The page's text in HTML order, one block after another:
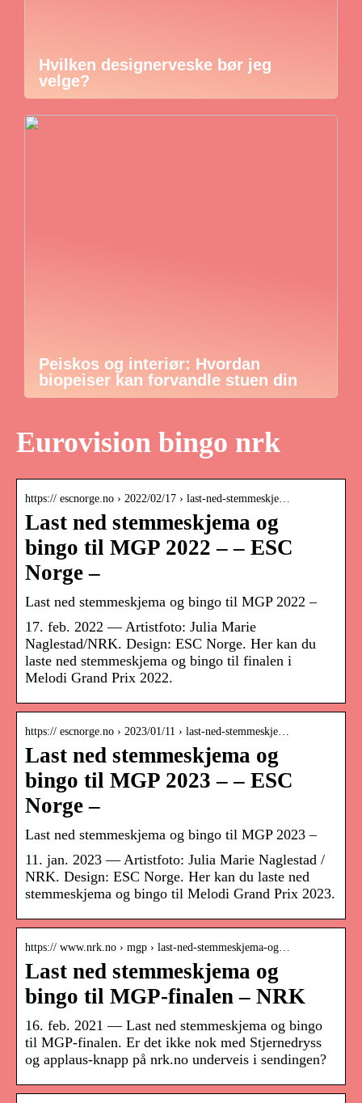
Hvilken designerveske bør jeg
velge?
Peiskos og interiør: Hvordan
biopeiser kan forvandle stuen din
Eurovision bingo nrk
https:// escnorge.no › 2022/02/17 › last-ned-stemmeskje…
Last ned stemmeskjema og
bingo til MGP 2022 – – ESC
Norge –
Last ned stemmeskjema og bingo til MGP 2022 –
17. feb. 2022 — Artistfoto: Julia Marie
Naglestad/NRK. Design: ESC Norge. Her kan du
laste ned stemmeskjema og bingo til finalen i
Melodi Grand Prix 2022.
https:// escnorge.no › 2023/01/11 › last-ned-stemmeskje…
Last ned stemmeskjema og
bingo til MGP 2023 – – ESC
Norge –
Last ned stemmeskjema og bingo til MGP 2023 –
11. jan. 2023 — Artistfoto: Julia Marie Naglestad /
NRK. Design: ESC Norge. Her kan du laste ned
stemmeskjema og bingo til Melodi Grand Prix 2023.
https:// www.nrk.no › mgp › last-ned-stemmeskjema-og…
Last ned stemmeskjema og
bingo til MGP-finalen – NRK
16. feb. 2021 — Last ned stemmeskjema og bingo
til MGP-finalen. Er det ikke nok med Stjernedryss
og applaus-knapp på nrk.no underveis i sendingen?